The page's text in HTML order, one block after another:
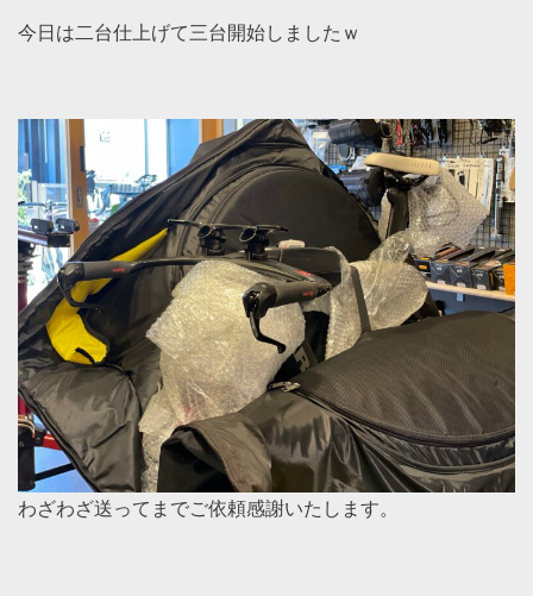
今日は二台仕上げて三台開始しましたｗ
わざわざ送ってまでご依頼感謝いたします。